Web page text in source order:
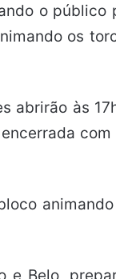
o público
os
abrirão às
e Belo,